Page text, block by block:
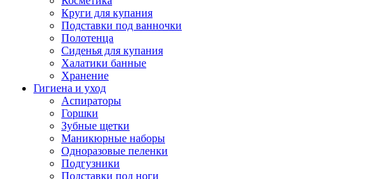
Круги для купания
Подставки под ванночки
Полотенца
Сиденья для купания
Халатики банные
Хранение
Гигиена и уход
Аспираторы
Горшки
Зубные щетки
Маникюрные наборы
Одноразовые пеленки
Подгузники
Подставки под ноги